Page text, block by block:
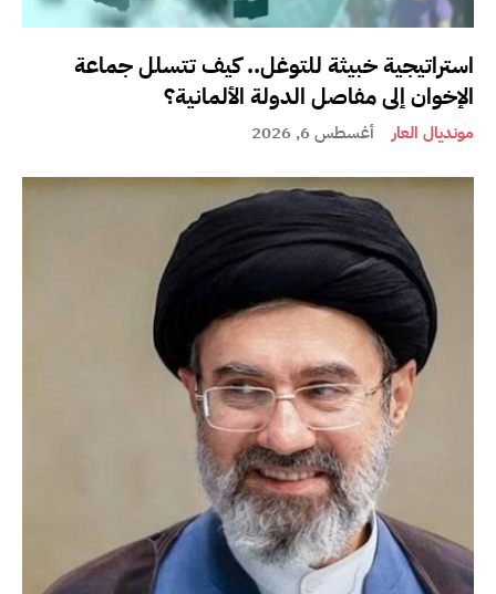
استراتيجية خبيثة للتوغل.. كيف تتسلل جماعة
الإخوان إلى مفاصل الدولة الألمانية؟
مونديال العار أغسطس 6, 2026